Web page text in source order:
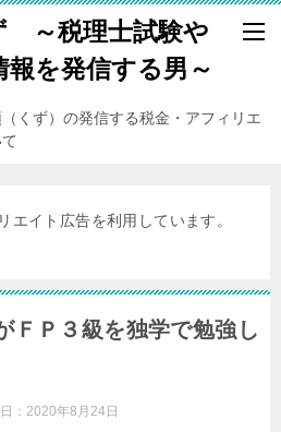
～税理士試験や
を発信する男～
くず）の発信する税金・アフィリエ
エイト広告を利用しています。
ＦＰ３級を独学で勉強し
： 2020年8月24日